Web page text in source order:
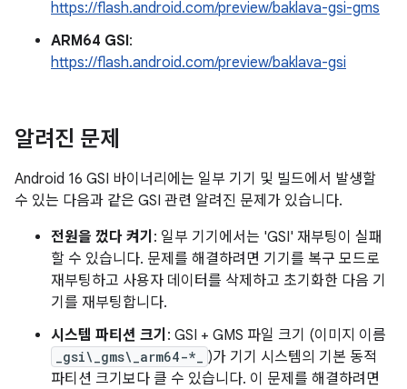
https://flash.android.com/preview/baklava-gsi-gms
ARM64 GSI:
https://flash.android.com/preview/baklava-gsi
알려진 문제
Android 16 GSI 바이너리에는 일부 기기 및 빌드에서 발생할
수 있는 다음과 같은 GSI 관련 알려진 문제가 있습니다.
전원을 껐다 켜기 : 일부 기기에서는 'GSI' 재부팅이 실패
할 수 있습니다. 문제를 해결하려면 기기를 복구 모드로
재부팅하고 사용자 데이터를 삭제하고 초기화한 다음 기
기를 재부팅합니다.
시스템 파티션 크기 : GSI + GMS 파일 크기 (이미지 이름
_gsi\_gms\_arm64-*_
)가 기기 시스템의 기본 동적
파티션 크기보다 클 수 있습니다. 이 문제를 해결하려면